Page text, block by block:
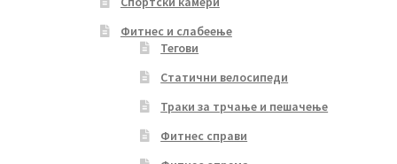
Фитнес и слабеење
Тегови
Статични велосипеди
Траки за трчање и пешачење
Фитнес справи